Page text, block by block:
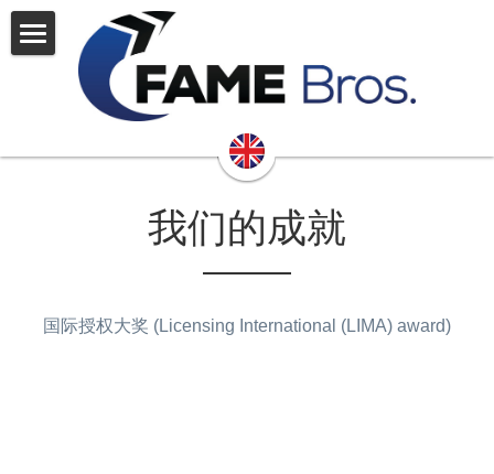
首页
关于我们
公司简介
承诺
我们的成就
国际授权大奖 (Licensing International (LIMA) award)